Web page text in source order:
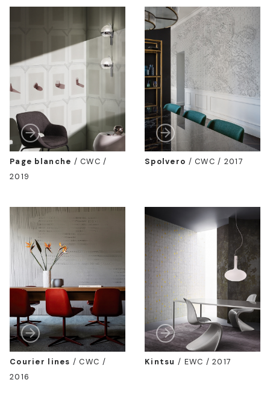
Page blanche /CWC /
2019
Spolvero /CWC / 2017
Courier lines /CWC /
2016
Kintsu / EWC / 2017